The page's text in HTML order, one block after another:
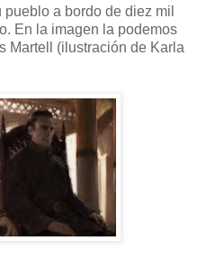
a bordo de diez mil
En la imagen la podemos
Martell (ilustración de Karla